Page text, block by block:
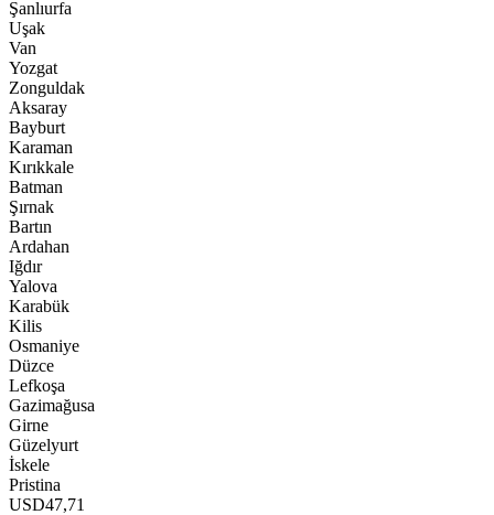
Şanlıurfa
Uşak
Van
Yozgat
Zonguldak
Aksaray
Bayburt
Karaman
Kırıkkale
Batman
Şırnak
Bartın
Ardahan
Iğdır
Yalova
Karabük
Kilis
Osmaniye
Düzce
Lefkoşa
Gazimağusa
Girne
Güzelyurt
İskele
Pristina
USD47,71